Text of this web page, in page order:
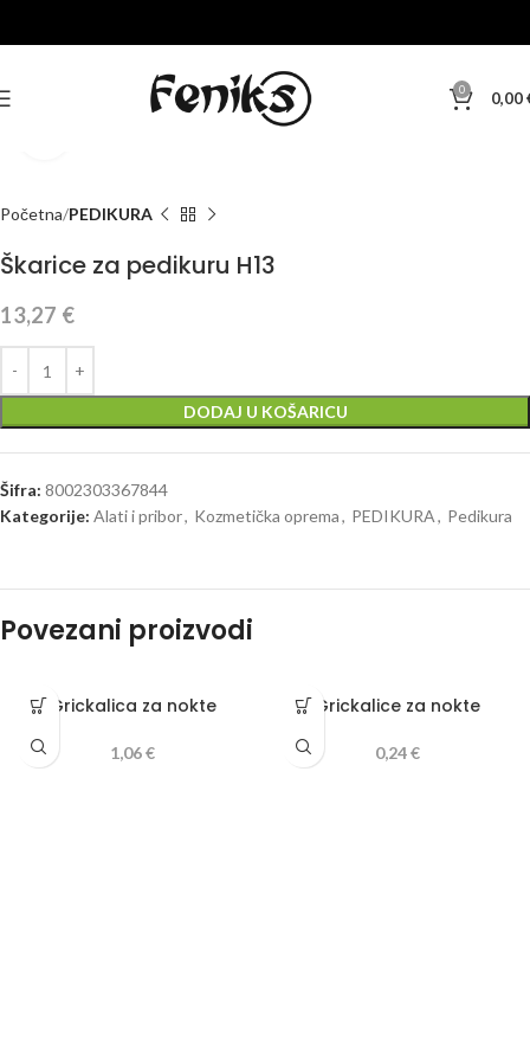
0 0,00
Početna PEDIKURA
Škarice za pedikuru H13
13,27 €
DODAJ U KOŠARICU
Šifra: 8002303367844
Kategorije: Alati i pribor, Kozmetička oprema, PEDIKURA, Pedikura
Povezani proizvodi
Grickalica za nokte
1,06€
Grickalice za nokte
0,24€